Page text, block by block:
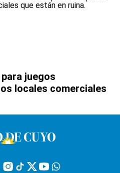
juegos
locales comerciales